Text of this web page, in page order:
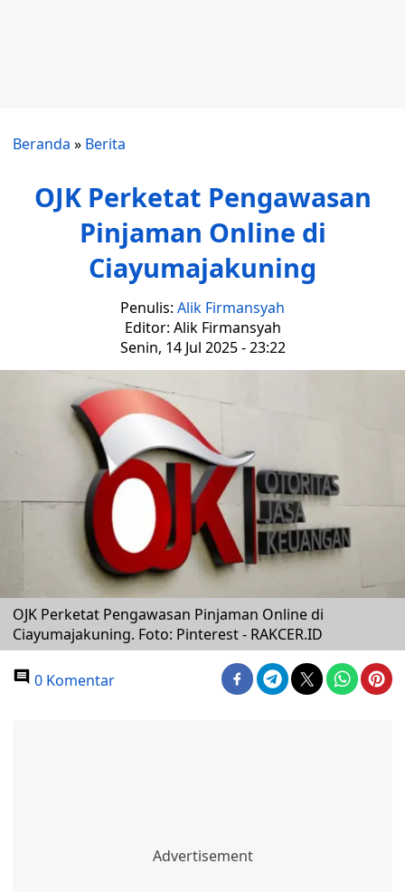
Beranda » Berita
OJK Perketat Pengawasan
Pinjaman Online di
Ciayumajakuning
Penulis: Alik Firmansyah
Editor: Alik Firmansyah
Senin, 14 Jul 2025 - 23:22
OJK Perketat Pengawasan Pinjaman Online di
Ciayumajakuning. Foto: Pinterest - RAKCER.ID
0 Komentar